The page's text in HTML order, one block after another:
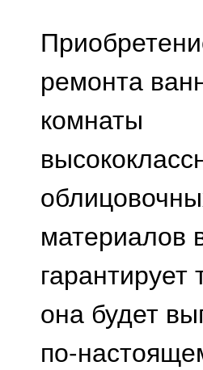
ремонта
комнаты
материалов
гарантирует
она будет
по-